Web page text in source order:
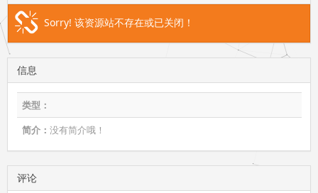
Sorry! 该资源站不存在或已关闭！
信息
类型：
简介： 没有简介哦！
评论